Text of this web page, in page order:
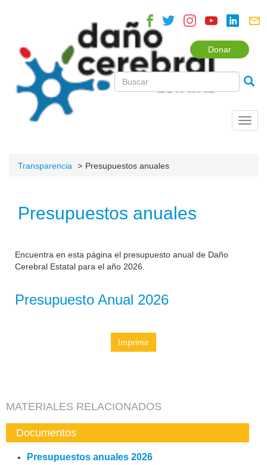
Donar
Transparencia Presupuestos anuales
Presupuestos anuales
Encuentra en esta página el presupuesto anual de Daño
Cerebral Estatal para el año 2026.
Presupuesto Anual 2026
Imprimir
MATERIALES RELACIONADOS
Documentos
Presupuestos anuales 2026